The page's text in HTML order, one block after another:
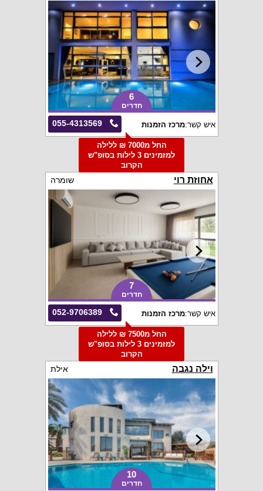
6
חדרים
055-4313569 איש קשר:מרכז הזמנות
החל מ7000 ₪ ללילה
למזמינים 3 לילות בסופ"ש
הקרוב
אחוזת רוי שומרה
7
חדרים
052-9706389 איש קשר:מרכז הזמנות
החל מ7500 ₪ ללילה
למזמינים 3 לילות בסופ"ש
הקרוב
וילה נגבה אילת
10
חדרים